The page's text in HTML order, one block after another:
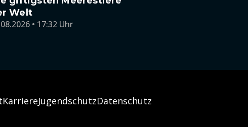
Welt
• 17:32 Uhr
KarriereJugendschutzDatenschutz